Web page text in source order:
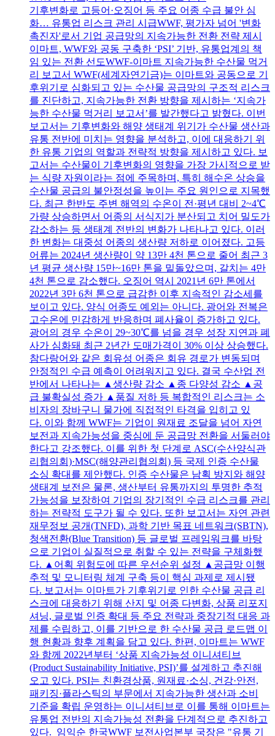
기후변화로 고등어·오징어 등 주요 어종 수급 불안 심
화… 유통업 리스크 관리 시급WWF, 평가자 넘어 '변화
촉진자'로서 기업 공급망의 지속가능한 전환 전략 제시
이마트, WWF와 공동 구축한 ‘PSI’ 기반, 유통업계의 책
임 있는 전환 선도WWF-이마트 지속가능한 수산물 먹거
리 보고서 WWF(세계자연기금)는 이마트와 공동으로 기
후위기로 심화되고 있는 수산물 공급망의 구조적 리스크
를 진단하고, 지속가능한 전환 방향을 제시하는 ‘지속가
능한 수산물 먹거리 보고서’를 발간했다고 밝혔다. 이번
보고서는 기후변화와 해양 생태계 위기가 수산물 생산과
유통 전반에 미치는 영향을 분석하고, 이에 대응하기 위
한 유통 기업의 역할과 전략적 방향을 제시하고 있다. 보
고서는 수산물이 기후변화의 영향을 가장 가시적으로 받
는 식량 자원이라는 점에 주목하며, 특히 해수온 상승을
수산물 공급의 불안정성을 높이는 주요 원인으로 지목했
다. 최근 한반도 주변 해역의 수온이 전·평년 대비 2~4℃
가량 상승하면서 어종의 서식지가 분산되고 치어 밀도가
감소하는 등 생태계 전반의 변화가 나타나고 있다. 이러
한 변화는 대중성 어종의 생산량 저하로 이어졌다. 고등
어류는 2024년 생산량이 약 13만 4천 톤으로 줄어 최근 3
년 평균 생산량 15만~16만 톤을 밑돌았으며, 갈치는 4만
4천 톤으로 감소했다. 오징어 역시 2021년 6만 톤에서
2022년 3만 6천 톤으로 급감한 이후 지속적인 감소세를
보이고 있다. 양식 어종도 예외는 아니다. 광어와 전복은
고수온에 민감하게 반응하며 폐사율이 증가하고 있다.
광어의 경우 수온이 29~30℃를 넘을 경우 성장 지연과 폐
사가 심화돼 최근 2년간 도매가격이 30% 이상 상승했다.
참다랑어와 같은 회유성 어종은 회유 경로가 변동되며
안정적인 수급 예측이 어려워지고 있다. 결국 수산업 전
반에서 나타나는 ▲생산량 감소 ▲종 다양성 감소 ▲공
급 불확실성 증가 ▲품질 저하 등 복합적인 리스크는 소
비자의 장바구니 물가에 직접적인 타격을 입히고 있
다. 이와 함께 WWF는 기업이 원재료 조달을 넘어 자연
보전과 지속가능성을 중심에 둔 공급망 전환을 서둘러야
한다고 강조했다. 이를 위한 첫 단계로 ASC(수산양식관
리협의회)·MSC(해양관리협의회) 등 국제 인증 수산물
소싱 확대를 제안했다. 인증 수산물은 남획 방지와 해양
생태계 보전은 물론, 생산부터 유통까지의 투명한 추적
가능성을 보장하여 기업의 장기적인 수급 리스크를 관리
하는 전략적 도구가 될 수 있다. 또한 보고서는 자연 관련
재무정보 공개(TNFD), 과학 기반 목표 네트워크(SBTN),
청색전환(Blue Transition) 등 글로벌 프레임워크를 바탕
으로 기업이 실질적으로 취할 수 있는 전략을 구체화했
다. ▲어획 위험도에 따른 우선순위 설정 ▲공급망 이행
추적 및 모니터링 체계 구축 등이 핵심 과제로 제시됐
다. 보고서는 이마트가 기후위기로 인한 수산물 공급 리
스크에 대응하기 위해 산지 및 어종 다변화, 상품 리포지
셔닝, 글로벌 인증 확대 등 주요 전략과 중장기적 대응 과
제를 수립하고, 이를 기반으로 한 수산물 공급 로드맵 이
행 현황과 향후 계획을 담고 있다. 한편, 이마트는 WWF
와 함께 2022년부터 ‘상품 지속가능성 이니셔티브
(Product Sustainability Initiative, PSI)’를 설계하고 추진해
오고 있다. PSI는 친환경상품, 원재료·소싱, 건강·안전,
패키징·플라스틱의 부문에서 지속가능한 생산과 소비
기준을 확립 운영하는 이니셔티브로 이를 통해 이마트는
유통업 전반의 지속가능성 전환을 단계적으로 추진하고
있다. 임익순 한국WWF 보전사업본부 국장은 "유통 기